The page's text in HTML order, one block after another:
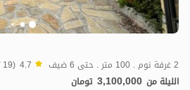
2 غرفة نوم . 100 متر . حتى 6 ضيف 4.7 (19 تعليق)
الليلة من 3,100,000 تومان